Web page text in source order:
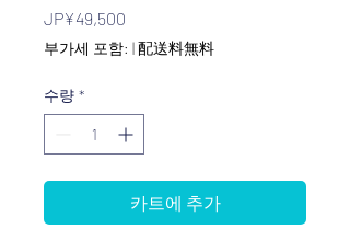
JP¥49,500
격
부가세 포함: |配送料無料
수량 *
카트에 추가